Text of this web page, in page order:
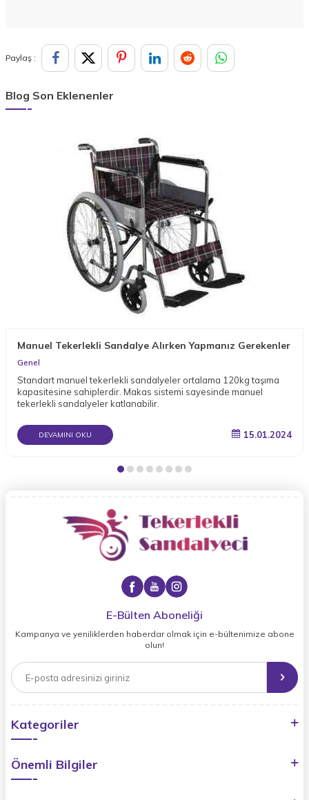
Paylaş :
Blog Son Eklenenler
Manuel Tekerlekli Sandalye Alırken Yapmanız Gerekenler
Genel
Standart manuel tekerlekli sandalyeler ortalama 120kg taşıma
kapasitesine sahiplerdir. Makas sistemi sayesinde manuel
tekerlekli sandalyeler katlanabilir.
DEVAMINI OKU 15.01.2024
E-Bülten Aboneliği
Kampanya ve yeniliklerden haberdar olmak için e-bültenimize abone
olun!
Kategoriler
Önemli Bilgiler